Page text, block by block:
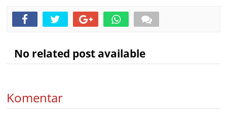
No related post available
Komentar